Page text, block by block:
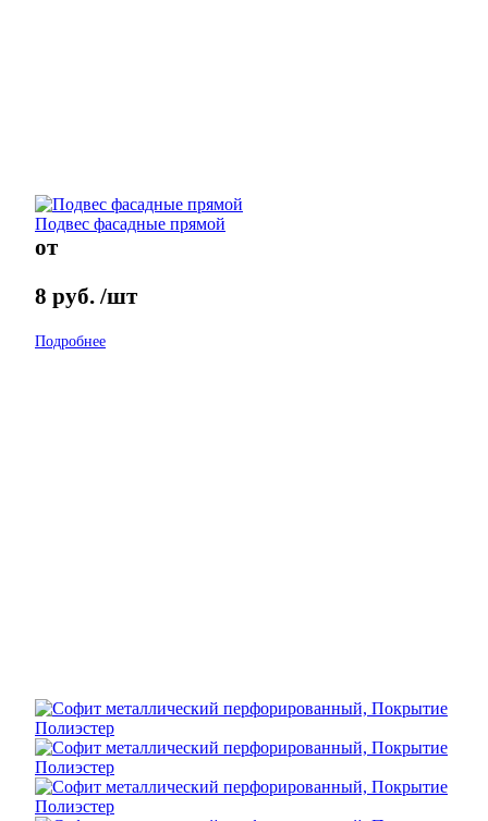
Подвес фасадные прямой
от
8 руб. /шт
Подробнее